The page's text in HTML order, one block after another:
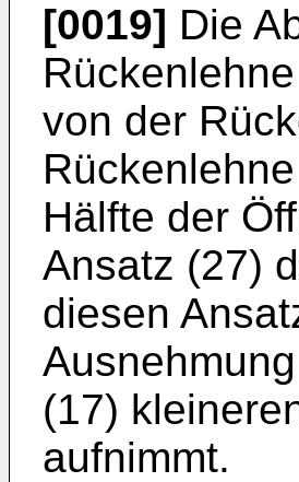
[0019] Die
von der
Hälfte der
Ansatz (27)
diesen
(17)
aufnimmt.